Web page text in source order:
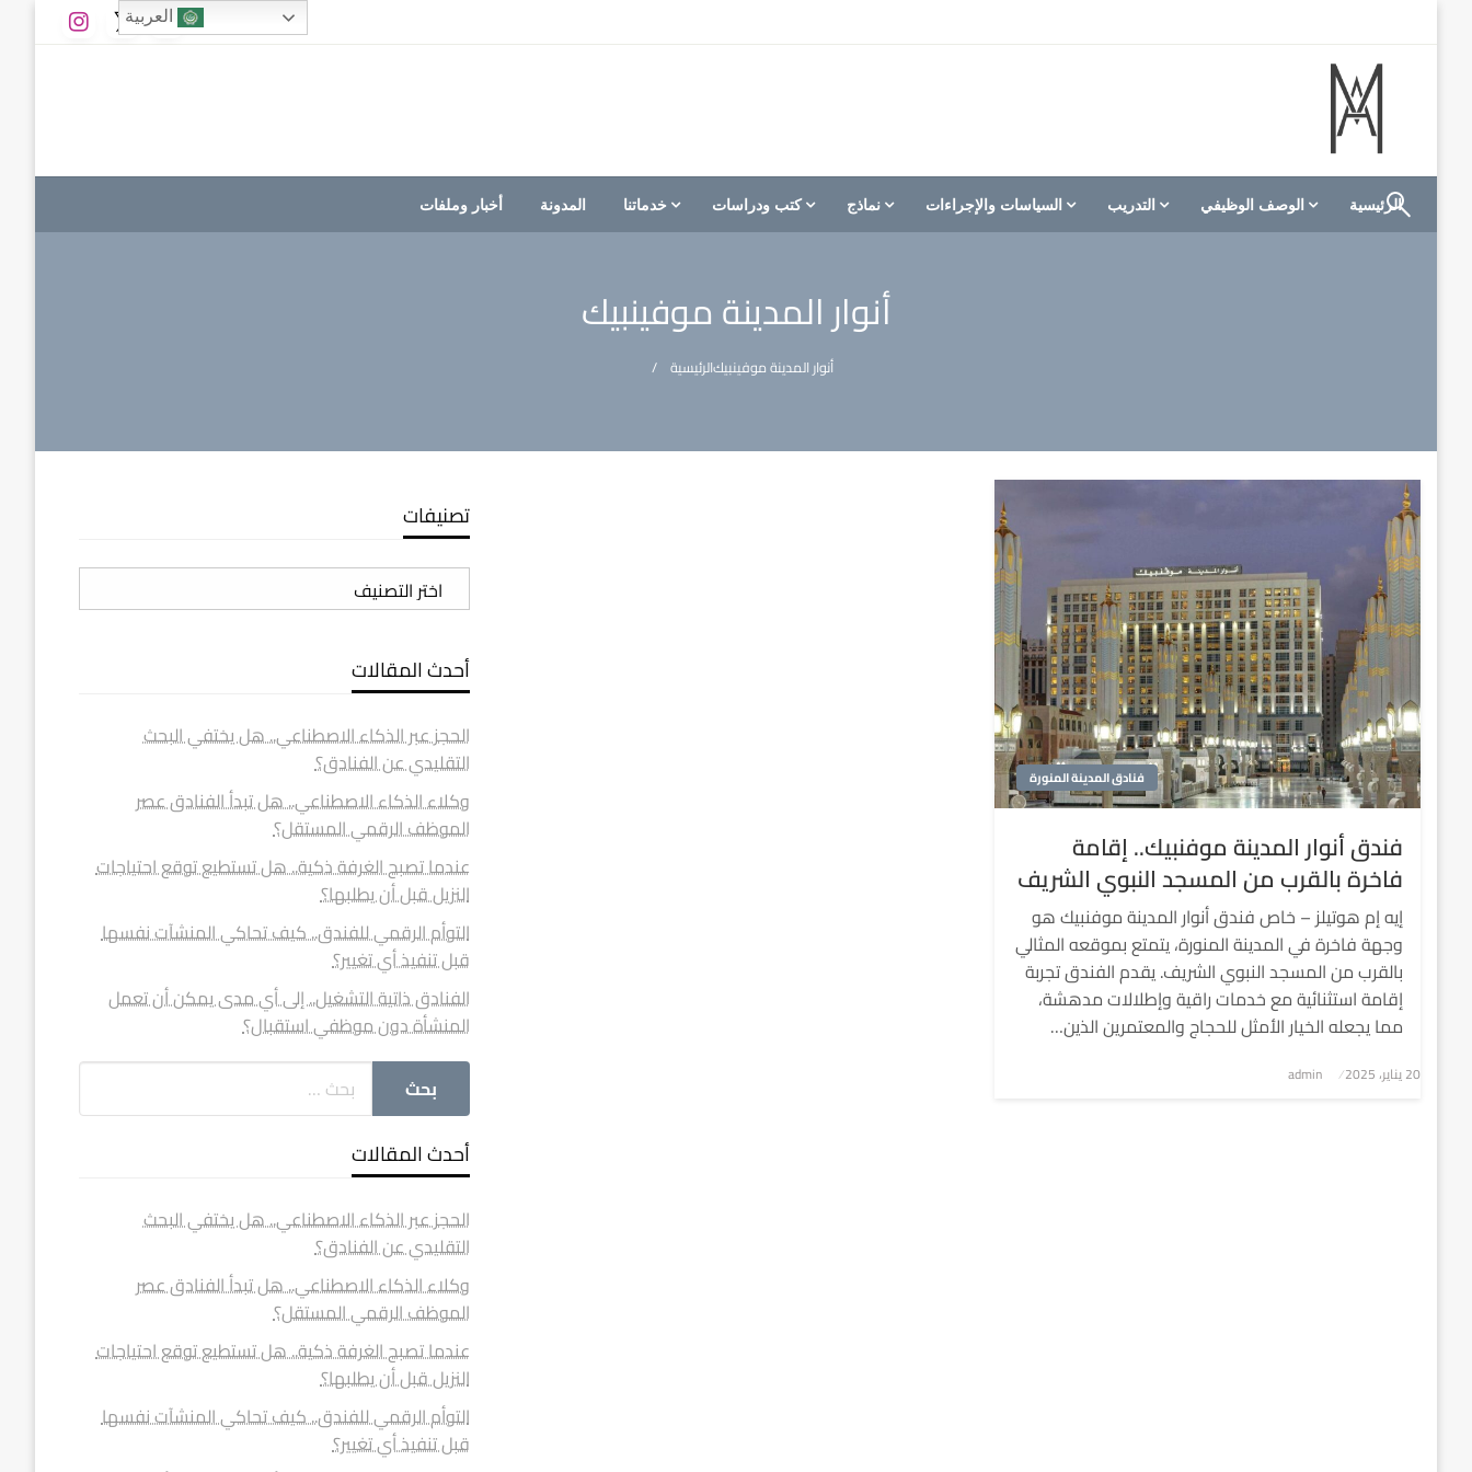
M A hotels | إم ايه هوتيلز
الموقع الأول للعاملين في الفنادق في العالم العربي
الرئيسية الوصف الوظيفي التدريب السياسات والإجراءات نماذج كتب ودراسات خدماتنا المدونة أخبار وملفات
أنوار المدينة موفينبيك
الرئيسيةأنوار المدينة موفينبيك
فنادق المدينة المنورة
فندق أنوار المدينة موفنبيك.. إقامة
فاخرة بالقرب من المسجد النبوي الشريف
إيه إم هوتيلز – خاص فندق أنوار المدينة موفنبيك هو
وجهة فاخرة في المدينة المنورة، يتمتع بموقعه المثالي
بالقرب من المسجد النبوي الشريف. يقدم الفندق تجربة
إقامة استثنائية مع خدمات راقية وإطلالات مدهشة،
مما يجعله الخيار الأمثل للحجاج والمعتمرين الذين…
نُشر
20 يناير، 2025 admin
تصنيفات
تصنيفات
أحدث المقالات
الحجز عبر الذكاء الاصطناعي.. هل يختفي البحث
التقليدي عن الفنادق؟
وكلاء الذكاء الاصطناعي.. هل تبدأ الفنادق عصر
الموظف الرقمي المستقل؟
عندما تصبح الغرفة ذكية.. هل تستطيع توقع احتياجات
النزيل قبل أن يطلبها؟
التوأم الرقمي للفندق.. كيف تحاكي المنشآت نفسها
قبل تنفيذ أي تغيير؟
الفنادق ذاتية التشغيل.. إلى أي مدى يمكن أن تعمل
المنشأة دون موظفي استقبال؟
أحدث المقالات
الحجز عبر الذكاء الاصطناعي.. هل يختفي البحث
التقليدي عن الفنادق؟
وكلاء الذكاء الاصطناعي.. هل تبدأ الفنادق عصر
الموظف الرقمي المستقل؟
عندما تصبح الغرفة ذكية.. هل تستطيع توقع احتياجات
النزيل قبل أن يطلبها؟
التوأم الرقمي للفندق.. كيف تحاكي المنشآت نفسها
قبل تنفيذ أي تغيير؟
العربية